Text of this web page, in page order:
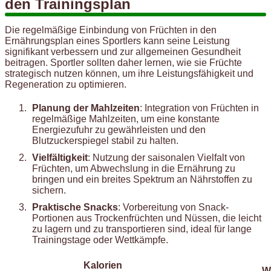
den Trainingsplan
Die regelmäßige Einbindung von Früchten in den
Ernährungsplan eines Sportlers kann seine Leistung
signifikant verbessern und zur allgemeinen Gesundheit
beitragen. Sportler sollten daher lernen, wie sie Früchte
strategisch nutzen können, um ihre Leistungsfähigkeit und
Regeneration zu optimieren.
Planung der Mahlzeiten: Integration von Früchten in
regelmäßige Mahlzeiten, um eine konstante
Energiezufuhr zu gewährleisten und den
Blutzuckerspiegel stabil zu halten.
Vielfältigkeit: Nutzung der saisonalen Vielfalt von
Früchten, um Abwechslung in die Ernährung zu
bringen und ein breites Spektrum an Nährstoffen zu
sichern.
Praktische Snacks: Vorbereitung von Snack-
Portionen aus Trockenfrüchten und Nüssen, die leicht
zu lagern und zu transportieren sind, ideal für lange
Trainingstage oder Wettkämpfe.
Kalorien